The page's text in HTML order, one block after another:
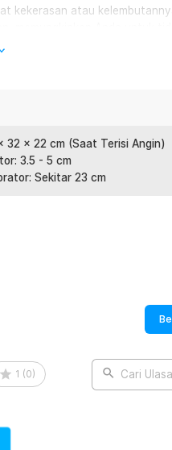
kekerasan atau
Selain itu, terdapat slot
dan kenyamanan lebih bagi
Anda bisa mengisinya
meniupnya, menjadikannya
bepergian, atau sekadar
Holder - P-PF3101
32 x 22 cm (Saat Terisi Angin)
3.5 - 5 cm
Sekitar 23 cm
1 (0) Cari